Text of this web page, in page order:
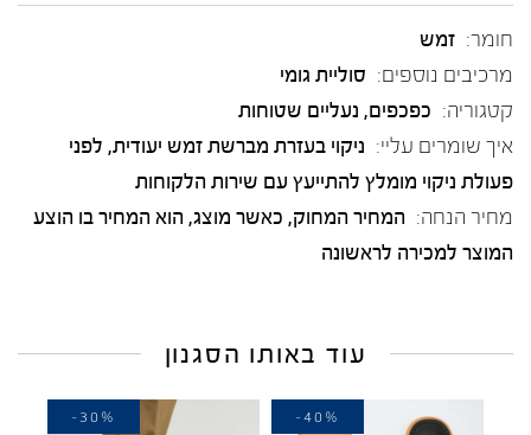
חומר: זמש
מרכיבים נוספים: סוליית גומי
קטגוריה: כפכפים, נעליים שטוחות
איך שומרים עליי: ניקוי בעזרת מברשת זמש יעודית, לפני
פעולת ניקוי מומלץ להתייעץ עם שירות הלקוחות
מחיר הנחה: המחיר המחוק, כאשר מוצג, הוא המחיר בו הוצע
המוצר למכירה לראשונה
עוד באותו הסגנון
-40%
-30%